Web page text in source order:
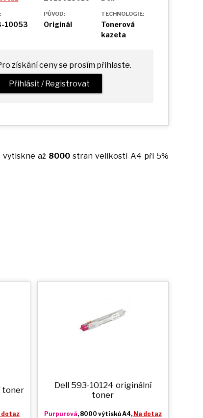
10053
PŮVOD:
Originál
TECHNOLOGIE:
Tonerová
kazeta
získání ceny se prosím přihlaste.
Přihlásit / Registrovat
vytiskne až 8000 stran velikosti A4 při 5%
toner
dotaz
Dell 593-10124 originální
toner
Purpurová, 8000 výtisků A4, Na dotaz